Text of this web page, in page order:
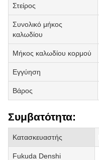
Στείρος
Συνολικό μήκος
καλωδίου
Μήκος καλωδίου κορμού
Εγγύηση
Βάρος
Συμβατότητα:
Κατασκευαστής
Fukuda Denshi